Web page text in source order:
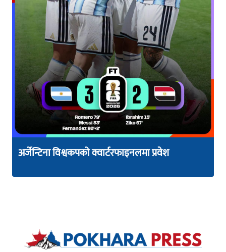
अर्जेन्टिना विश्वकपको क्वार्टरफाइनलमा प्रवेश